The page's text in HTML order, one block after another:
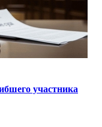
участника